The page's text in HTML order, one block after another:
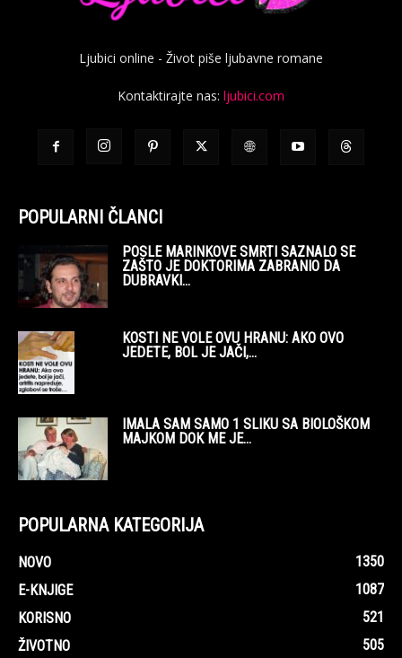
Ljubici online - Život piše ljubavne romane
Kontaktirajte nas: ljubici.com
POPULARNI ČLANCI
POSLE MARINKOVE SMRTI SAZNALO SE
ZAŠTO JE DOKTORIMA ZABRANIO DA
DUBRAVKI...
KOSTI NE VOLE OVU HRANU: AKO OVO
JEDETE, BOL JE JAČI,...
IMALA SAM SAMO 1 SLIKU SA BIOLOŠKOM
MAJKOM DOK ME JE...
POPULARNA KATEGORIJA
NOVO
1350
E-KNJIGE
1087
KORISNO
521
ŽIVOTNO
505